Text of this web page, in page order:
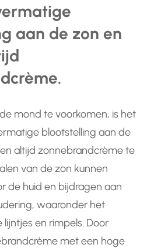
aan de zon en
mond te voorkomen, is het
blootstelling aan de
altijd zonnebrandcrème te
van de zon kunnen
de huid en bijdragen aan
waaronder het
en rimpels. Door
met een hoge